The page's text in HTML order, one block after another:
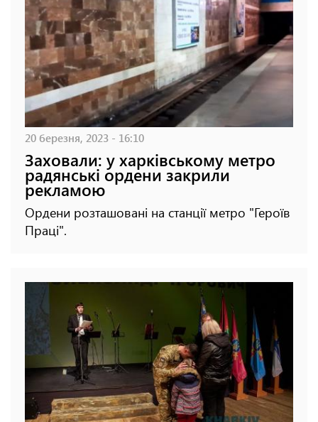
20 березня, 2023 - 16:10
Заховали: у харківському метро
радянські ордени закрили
рекламою
Ордени розташовані на станції метро "Героїв
Праці".